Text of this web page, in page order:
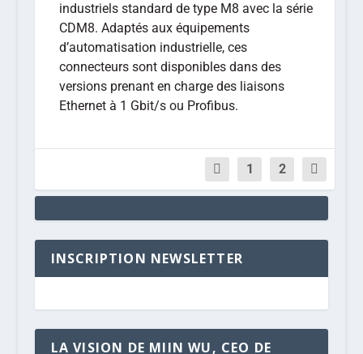
industriels standard de type M8 avec la série
CDM8. Adaptés aux équipements
d’automatisation industrielle, ces
connecteurs sont disponibles dans des
versions prenant en charge des liaisons
Ethernet à 1 Gbit/s ou Profibus.
1 2
INSCRIPTION NEWSLETTER
LA VISION DE MIIN WU, CEO DE